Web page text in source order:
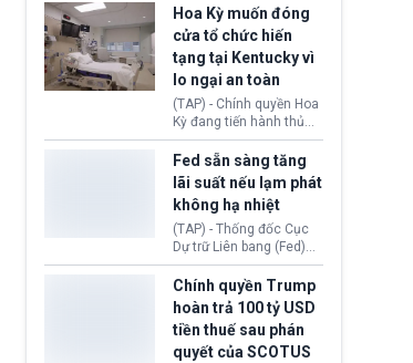
thêm danh tính khác
nhằm duy trì hoạt động
World Cup bị phanh phui,
Chủ tịch Gianni Infantino
tiếp tục đối mặt cáo
buộc dùng sức ép tài
chính để đổi lấy sự ủng
chính trị từ Liên đoàn
Bóng đá Jordan. Trước
áp lực dồn dập, FIFA phải
tổ chức cuộc họp khẩn ở
Morocco.
Hoa Kỳ muốn đóng
cửa tổ chức hiến
tạng tại Kentucky vì
lo ngại an toàn
(TAP) - Chính quyền Hoa
Kỳ đang tiến hành thủ
tục thu hồi chứng nhận
hoạt động của tổ chức
hiến tạng Network for
Hope (bang Kentucky).
Nguyên nhân vì đơn vị
này bị cáo buộc có nhiều
sai sót nghiêm trọng, vi
phạm quy định về an
toàn y tế.
Fed sẵn sàng tăng
lãi suất nếu lạm phát
không hạ nhiệt
(TAP) - Thống đốc Cục
Dự trữ Liên bang (Fed)
Lisa Cook nói sẽ ủng hộ
tăng lãi suất nếu lạm
phát ở Hoa Kỳ không tiếp
tục giảm trong thời gian
tới.
Chính quyền Trump
hoàn trả 100 tỷ USD
tiền thuế sau phán
quyết của SCOTUS